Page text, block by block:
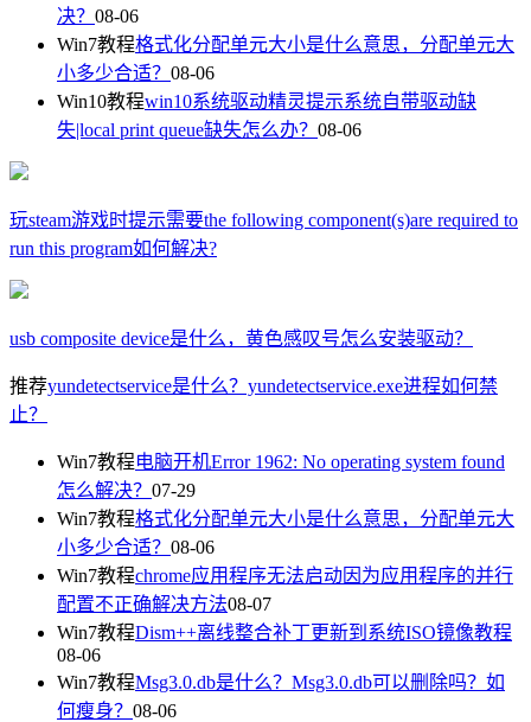
决？ 08-06
Win7教程格式化分配单元大小是什么意思，分配单元大
小多少合适？ 08-06
Win10教程win10系统驱动精灵提示系统自带驱动缺
失|local print queue缺失怎么办？ 08-06
玩steam游戏时提示需要the following component(s)are required to
run this program如何解决?
usb composite device是什么，黄色感叹号怎么安装驱动？
推荐yundetectservice是什么？yundetectservice.exe进程如何禁
止？
Win7教程电脑开机Error 1962: No operating system found
怎么解决？ 07-29
Win7教程格式化分配单元大小是什么意思，分配单元大
小多少合适？ 08-06
Win7教程chrome应用程序无法启动因为应用程序的并行
配置不正确解决方法08-07
Win7教程Dism++离线整合补丁更新到系统ISO镜像教程
08-06
Win7教程Msg3.0.db是什么？Msg3.0.db可以删除吗？如
何瘦身？ 08-06